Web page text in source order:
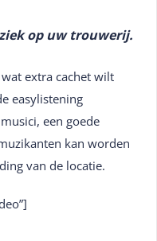
op uw trouwerij.
extra cachet wilt
easylistening
een goede
kan worden
van de locatie.